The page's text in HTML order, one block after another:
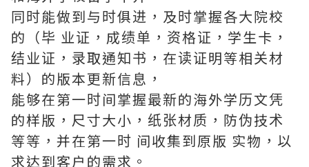
同时能做到与时俱进，及时掌握各大院校
的（毕 业证，成绩单，资格证，学生卡，
结业证，录取通知书，在读证明等相关材
料）的版本更新信息，
能够在第一时间掌握最新的海外学历文凭
的样版，尺寸大小，纸张材质，防伪技术
等等，并在第一时 间收集到原版 实物，以
求达到客户的需求。